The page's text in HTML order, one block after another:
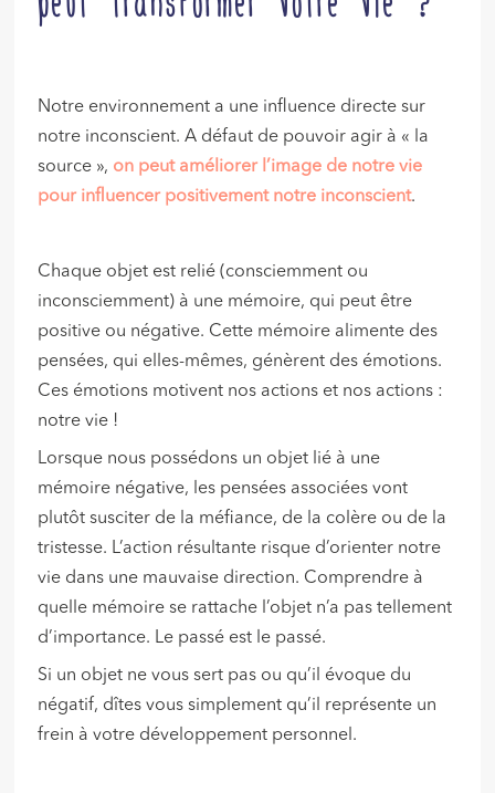
Notre environnement a une influence directe sur
notre inconscient. A défaut de pouvoir agir à « la
source », on peut améliorer l’image de notre vie
pour influencer positivement notre inconscient.
Chaque objet est relié (consciemment ou
inconsciemment) à une mémoire, qui peut être
positive ou négative. Cette mémoire alimente des
pensées, qui elles-mêmes, génèrent des émotions.
Ces émotions motivent nos actions et nos actions :
notre vie !
Lorsque nous possédons un objet lié à une
mémoire négative, les pensées associées vont
plutôt susciter de la méfiance, de la colère ou de la
tristesse. L’action résultante risque d’orienter notre
vie dans une mauvaise direction. Comprendre à
quelle mémoire se rattache l’objet n’a pas tellement
d’importance. Le passé est le passé.
Si un objet ne vous sert pas ou qu’il évoque du
négatif, dîtes vous simplement qu’il représente un
frein à votre développement personnel.